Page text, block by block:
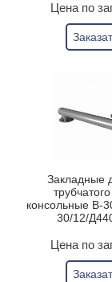
Цена по
Закладные
консольные В-
30/12/
Цена по